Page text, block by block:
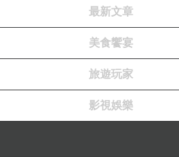
最新文章
美食饗宴
旅遊玩家
影視娛樂